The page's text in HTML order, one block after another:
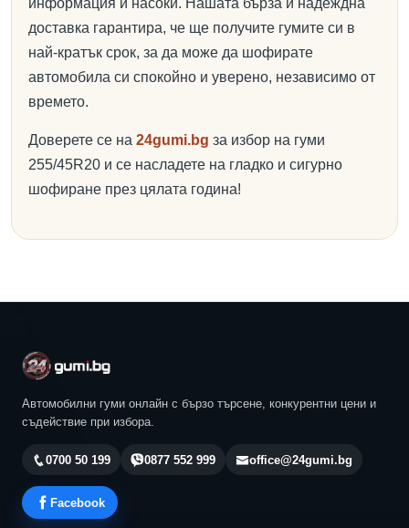
информация и насоки. Нашата бърза и надеждна
доставка гарантира, че ще получите гумите си в
най-кратък срок, за да може да шофирате
автомобила си спокойно и уверено, независимо от
времето.
Доверете се на 24gumi.bg за избор на гуми
255/45R20 и се насладете на гладко и сигурно
шофиране през цялата година!
Автомобилни гуми онлайн с бързо търсене, конкурентни цени и
съдействие при избора.
0700 50 199 0877 552 999 office@24gumi.bg
Facebook